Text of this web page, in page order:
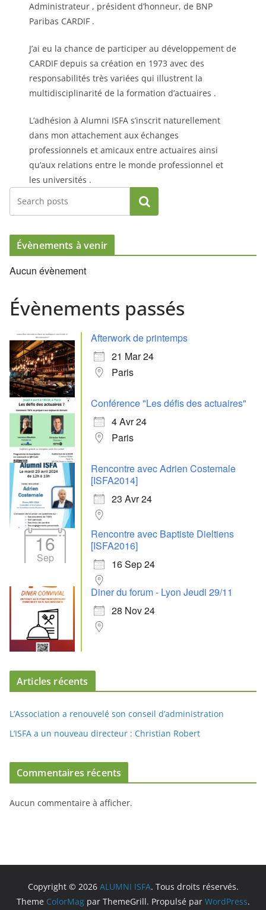
Administrateur , président d’honneur, de BNP
Paribas CARDIF .
J’ai eu la chance de participer au développement de
CARDIF depuis sa création en 1973 avec des
responsabilités très variées qui illustrent la
multidisciplinarité de la formation d’actuaires .
L’adhésion à Alumni ISFA s’inscrit naturellement
dans mon attachement aux échanges
professionnels et amicaux entre actuaires ainsi
qu’aux relations entre le monde professionnel et
les universités .
Rechercher
Évènements à venir
Aucun évènement
Évènements passés
Afterwork de printemps
21 Mar 24
Paris
Conférence "Les défis des actuaires"
4 Avr 24
Paris
Rencontre avec Adrien Costemale
[ISFA2014]
23 Avr 24
16
Sep
Rencontre avec Baptiste Dieltiens
[ISFA2016]
16 Sep 24
Diner du forum - Lyon Jeudi 29/11
28 Nov 24
Articles récents
L’Association a renouvelé son conseil d’administration
L’ISFA a un nouveau directeur : Christian Robert
Commentaires récents
Aucun commentaire à afficher.
Copyright © 2026 ALUMNI ISFA. Tous droits réservés.
Theme ColorMagpar ThemeGrill. Propulsé par WordPress.